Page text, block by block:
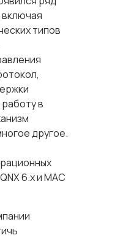
типов
в
другое.
6.x и MAC